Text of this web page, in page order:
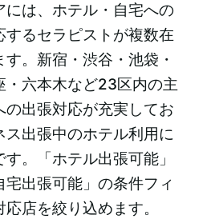
には、ホテル・自宅への
するセラピストが複数在
す。新宿・渋谷・池袋・
・六本木など23区内の主
の出張対応が充実してお
ス出張中のホテル利用に
。「ホテル出張可能」
宅出張可能」の条件フィ
店を絞り込めます。